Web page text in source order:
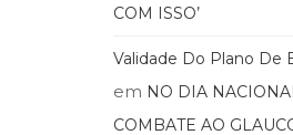
COM ISSO’
Validade Do Plano De
em NO DIA
COMBATE AO